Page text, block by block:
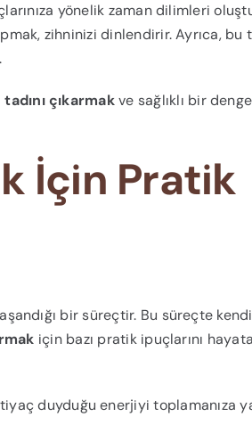
yönelik zaman dilimleri
zihninizi dinlendirir. Ayrıca, bu
çıkarmakve sağlıklı bir
İçin Pratik
bir süreçtir. Bu süreçte
için bazı pratik ipuçlarını hayata
duyduğu enerjiyi toplamanıza